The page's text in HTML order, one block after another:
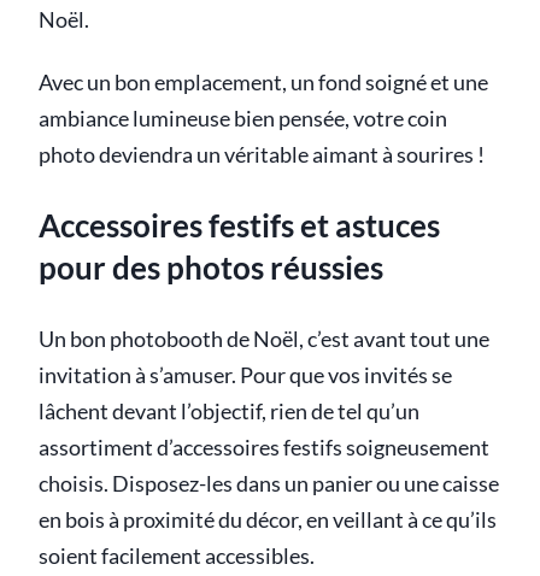
Noël.
Avec un bon emplacement, un fond soigné et une
ambiance lumineuse bien pensée, votre coin
photo deviendra un véritable aimant à sourires !
Accessoires festifs et astuces
pour des photos réussies
Un bon photobooth de Noël, c’est avant tout une
invitation à s’amuser. Pour que vos invités se
lâchent devant l’objectif, rien de tel qu’un
assortiment d’accessoires festifs soigneusement
choisis. Disposez-les dans un panier ou une caisse
en bois à proximité du décor, en veillant à ce qu’ils
soient facilement accessibles.